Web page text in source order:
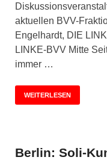
aktuellen BVV-
Engelhardt, DIE
LINKE-BVV Mitte
immer …
WEITERLESEN
Berlin: Soli-